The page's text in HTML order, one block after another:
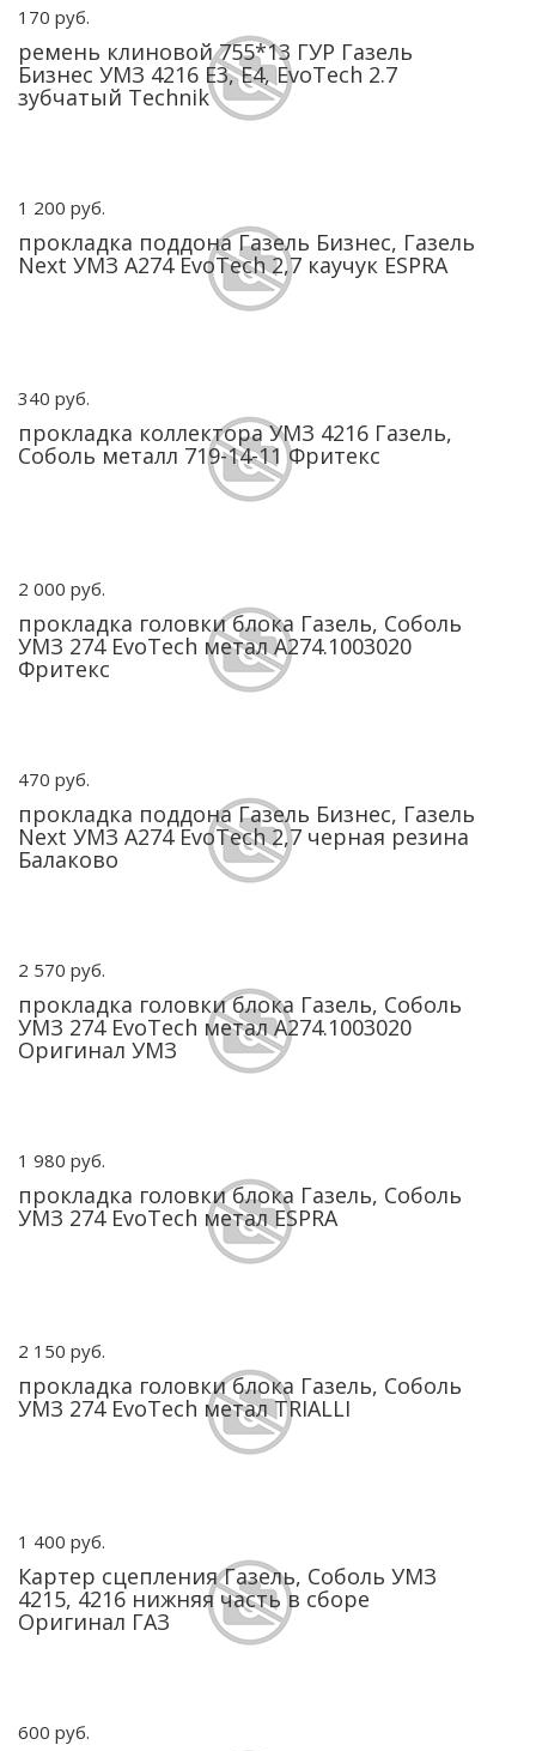
170 руб.
ремень клиновой 755*13 ГУР Газель
Бизнес УМЗ 4216 Е3, Е4, EvoTech 2.7
зубчатый Technik
1 200 руб.
прокладка поддона Газель Бизнес, Газель
Next УМЗ А274 EvoTech 2,7 каучук ESPRA
340 руб.
прокладка коллектора УМЗ 4216 Газель,
Соболь металл 719-14-11 Фритекс
2 000 руб.
прокладка головки блока Газель, Соболь
УМЗ 274 EvoTech метал А274.1003020
Фритекс
470 руб.
прокладка поддона Газель Бизнес, Газель
Next УМЗ А274 EvoTech 2,7 черная резина
Балаково
2 570 руб.
прокладка головки блока Газель, Соболь
УМЗ 274 EvoTech метал А274.1003020
Оригинал УМЗ
1 980 руб.
прокладка головки блока Газель, Соболь
УМЗ 274 EvoTech метал ESPRA
2 150 руб.
прокладка головки блока Газель, Соболь
УМЗ 274 EvoTech метал TRIALLI
1 400 руб.
Картер сцепления Газель, Соболь УМЗ
4215, 4216 нижняя часть в сборе
Оригинал ГАЗ
600 руб.